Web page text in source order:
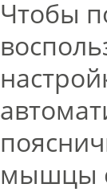
Чтобы
мышцы